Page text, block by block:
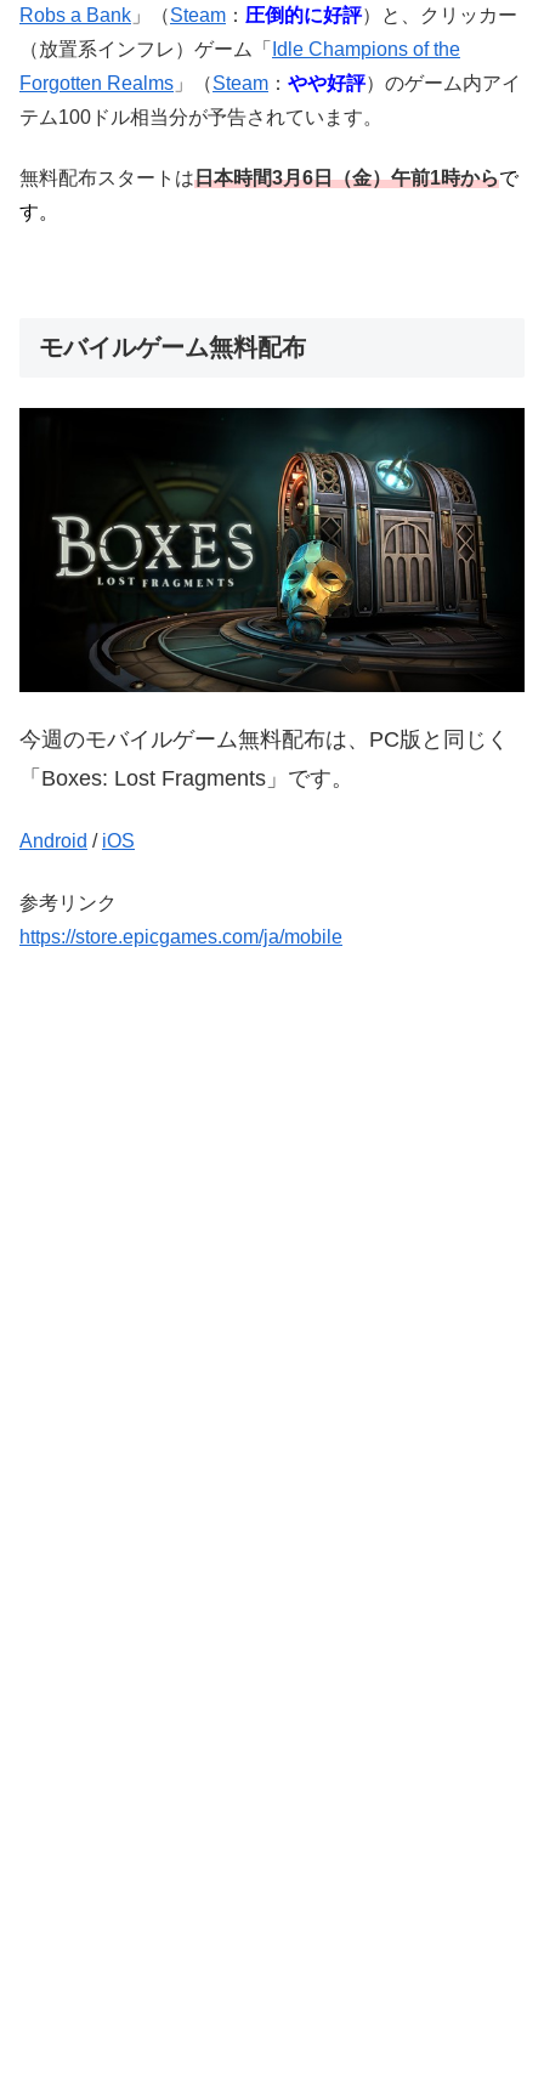
Robs a Bank 」（Steam ： 圧倒的に好評）と、クリッカー
（放置系インフレ）ゲーム「 Idle Champions of the
Forgotten Realms 」（Steam ： やや好評）のゲーム内アイ
テム100ドル相当分が予告されています。
無料配布スタートは日本時間3月6日（金）午前1時からで
す。
モバイルゲーム無料配布
今週のモバイルゲーム無料配布は、PC版と同じく
「Boxes: Lost Fragments」です。
Android / iOS
参考リンク
https://store.epicgames.com/ja/mobile